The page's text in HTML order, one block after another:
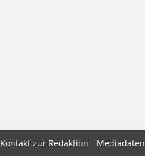
Kontakt zur Redaktion Mediadaten